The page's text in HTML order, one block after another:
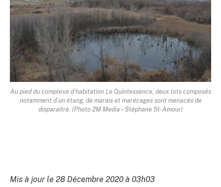
Au pied du complexe d’habitation Le Quintessence, deux lots composés
notamment d’un étang, de marais et marécages sont menacés de
disparaître. (Photo 2M.Media – Stéphane St-Amour)
Mis à jour le 28 Décembre 2020 à 03h03